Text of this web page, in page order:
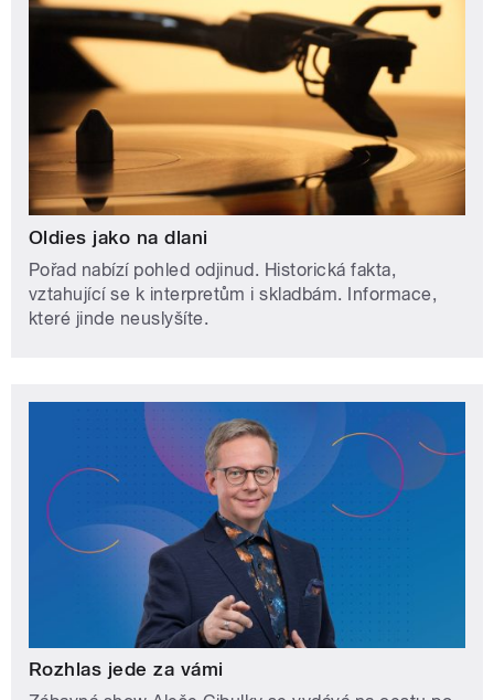
Oldies jako na dlani
Pořad nabízí pohled odjinud. Historická fakta,
vztahující se k interpretům i skladbám. Informace,
které jinde neuslyšíte.
Rozhlas jede za vámi